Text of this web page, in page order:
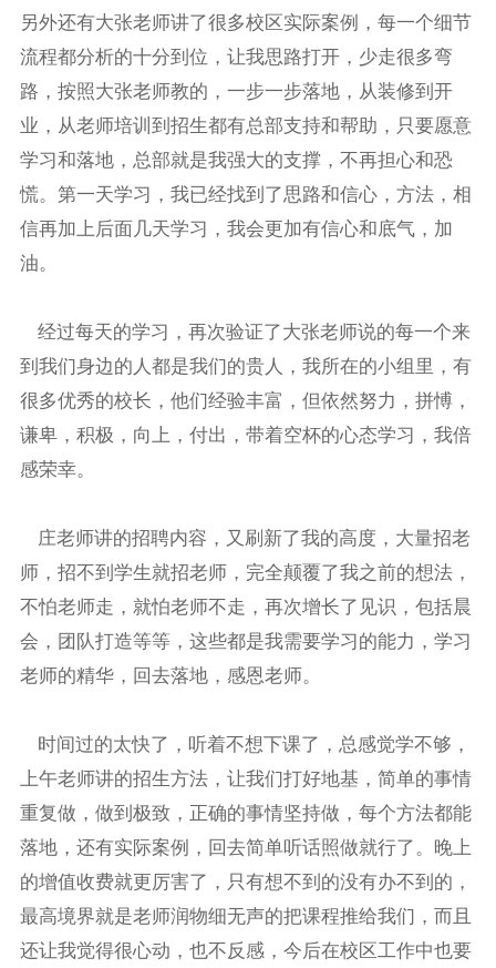
另外还有大张老师讲了很多校区实际案例，每一个细节
流程都分析的十分到位，让我思路打开，少走很多弯
路，按照大张老师教的，一步一步落地，从装修到开
业，从老师培训到招生都有总部支持和帮助，只要愿意
学习和落地，总部就是我强大的支撑，不再担心和恐
慌。第一天学习，我已经找到了思路和信心，方法，相
信再加上后面几天学习，我会更加有信心和底气，加
油。
经过每天的学习，再次验证了大张老师说的每一个来
到我们身边的人都是我们的贵人，我所在的小组里，有
很多优秀的校长，他们经验丰富，但依然努力，拼愽，
谦卑，积极，向上，付出，带着空杯的心态学习，我倍
感荣幸。
庄老师讲的招聘内容，又刷新了我的高度，大量招老
师，招不到学生就招老师，完全颠覆了我之前的想法，
不怕老师走，就怕老师不走，再次增长了见识，包括晨
会，团队打造等等，这些都是我需要学习的能力，学习
老师的精华，回去落地，感恩老师。
时间过的太快了，听着不想下课了，总感觉学不够，
上午老师讲的招生方法，让我们打好地基，简单的事情
重复做，做到极致，正确的事情坚持做，每个方法都能
落地，还有实际案例，回去简单听话照做就行了。晚上
的增值收费就更厉害了，只有想不到的没有办不到的，
最高境界就是老师润物细无声的把课程推给我们，而且
还让我觉得很心动，也不反感，今后在校区工作中也要